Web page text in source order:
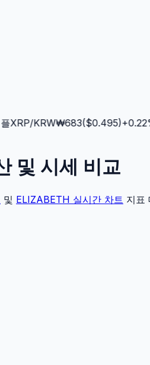
XRP/KRW₩683($0.495)+0.22%
및 시세 비교
및 ELIZABETH 실시간 차트 지표